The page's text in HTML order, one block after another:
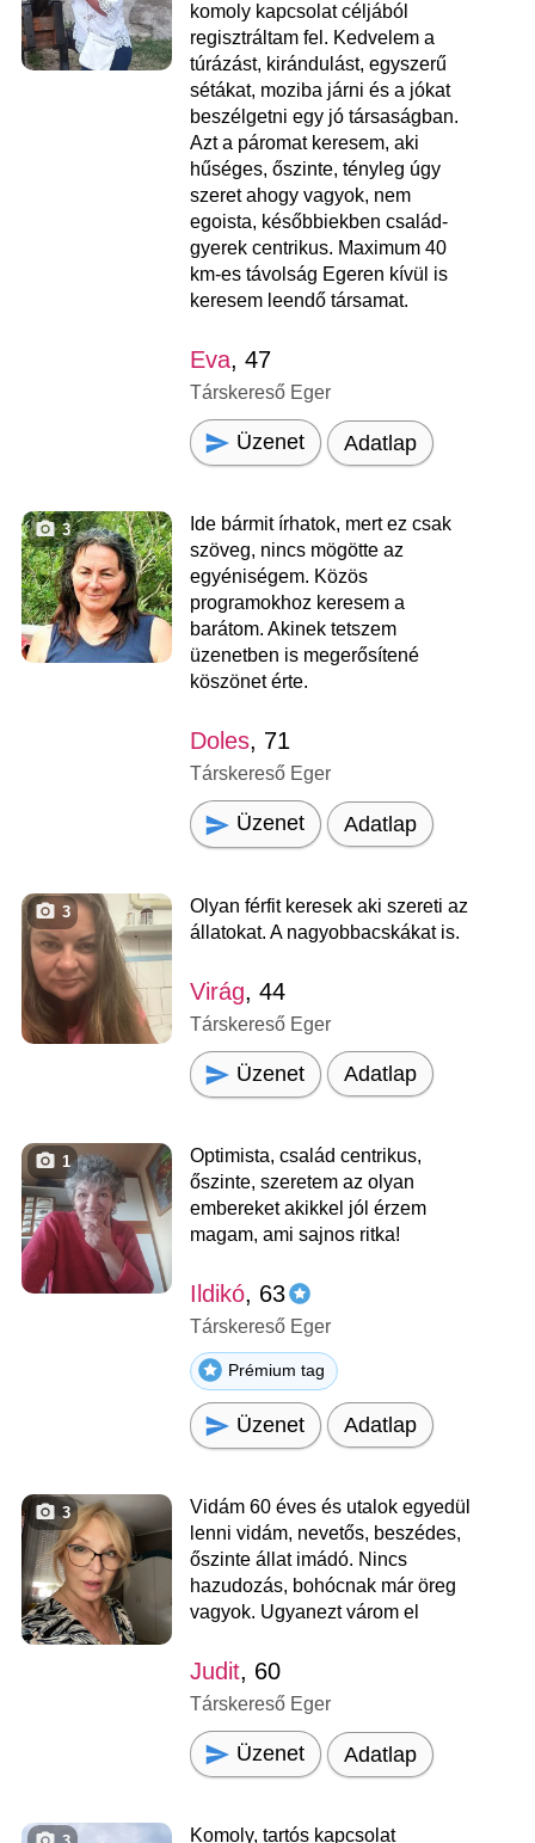
komoly kapcsolat céljából
regisztráltam fel. Kedvelem a
túrázást, kirándulást, egyszerű
sétákat, moziba járni és a jókat
beszélgetni egy jó társaságban.
Azt a páromat keresem, aki
hűséges, őszinte, tényleg úgy
szeret ahogy vagyok, nem
egoista, későbbiekben család-
gyerek centrikus. Maximum 40
km-es távolság Egeren kívül is
keresem leendő társamat.
Eva, 47
Társkereső Eger
Üzenet Adatlap
3
Ide bármit írhatok, mert ez csak
szöveg, nincs mögötte az
egyéniségem. Közös
programokhoz keresem a
barátom. Akinek tetszem
üzenetben is megerősítené
köszönet érte.
Doles, 71
Társkereső Eger
Üzenet Adatlap
3
Olyan férfit keresek aki szereti az
állatokat. A nagyobbacskákat is.
Virág, 44
Társkereső Eger
Üzenet Adatlap
1
Optimista, család centrikus,
őszinte, szeretem az olyan
embereket akikkel jól érzem
magam, ami sajnos ritka!
Ildikó, 63
Társkereső Eger
Prémium tag
Üzenet Adatlap
3
Vidám 60 éves és utalok egyedül
lenni vidám, nevetős, beszédes,
őszinte állat imádó. Nincs
hazudozás, bohócnak már öreg
vagyok. Ugyanezt várom el
Judit, 60
Társkereső Eger
Üzenet Adatlap
Komoly, tartós kapcsolat